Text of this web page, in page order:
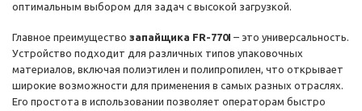
оптимальным выбором для задач с высокой загрузкой.
Главное преимущество запайщика FR-770I – это универсальность.
Устройство подходит для различных типов упаковочных
материалов, включая полиэтилен и полипропилен, что открывает
широкие возможности для применения в самых разных отраслях.
Его простота в использовании позволяет операторам быстро